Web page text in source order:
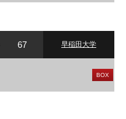
67 早稲田大学
BOX